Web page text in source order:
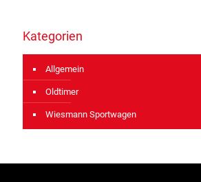
Kategorien
Allgemein
Oldtimer
Wiesmann Sportwagen